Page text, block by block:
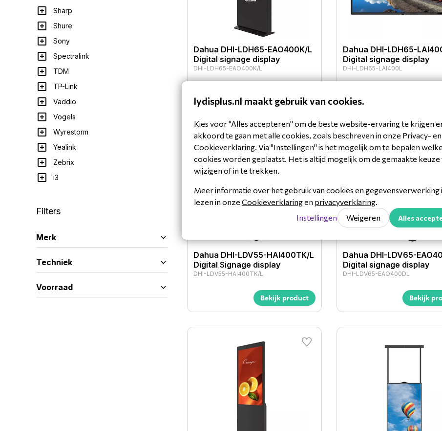
Sharp
Shure
Sony
Spectralink
TDM
TP-Link
Vaddio
Vogels
Wyrestorm
Yealink
Zebrix
i3
Filters
Merk
Techniek
Voorraad
Dahua DHI-LDH65-EAO400K/L
Digital signage display
DHI-LDH65-EAO400K/L
Dahua DHI-LDH65-
Digital signage display
DHI-LDH65-LAI400L
Dahua DHI-LDV55-HAI400TK/L
Digital Signage display
DHI-LDV55-HAI400TK/L
Bekijk product
Dahua DHI-LDV65-
Digital signage display
DHI-LDV65-EAO400DL
Bekijk
lydisplus.nl maakt gebruik van cookies.
Kies voor "Alles accepteren" om de beste website-ervaring te krijgen
akkoord te gaan met alle cookies, zoals beschreven in onze Privacy- en
Cookieverklaring. Via "Instellingen" is het mogelijk om te bepalen welke
cookies worden geplaatst. Het is altijd mogelijk om de gemaakte keuze
wijzigen of in te trekken.
Meer informatie over het gebruik van cookies en gegevensverwerking
lezen in onze Cookieverklaringen privacyverklaring.
Instellingen
Weigeren Alles